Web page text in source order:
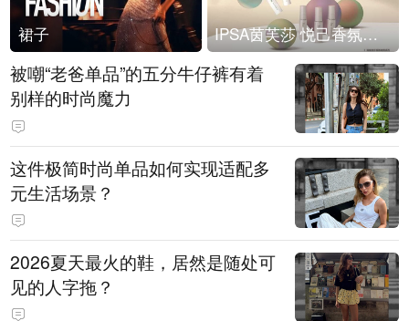
裙子 IPSA茵芙莎 悦己香氛凝露上市
被嘲“老爸单品”的五分牛仔裤有着
别样的时尚魔力
这件极简时尚单品如何实现适配多
元生活场景？
2026夏天最火的鞋，居然是随处可
见的人字拖？